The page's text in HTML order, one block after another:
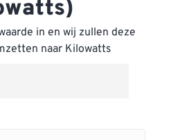
in en wij zullen deze
naar Kilowatts